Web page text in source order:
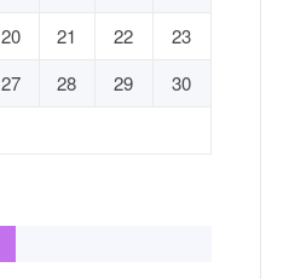
20 21 22
23
27 28 29
30